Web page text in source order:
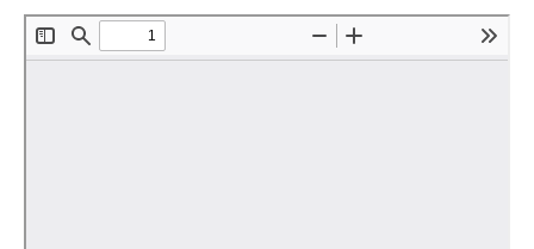
Научные труды
О журнале